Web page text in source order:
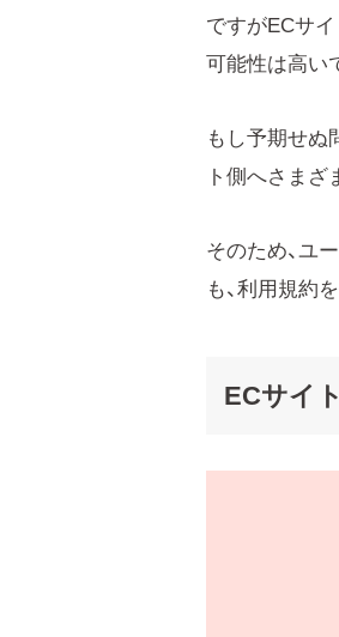
ですがECサ
可能性は高い
もし予期せぬ
ト側へさまざ
そのため、ユ
も、利用規約
ECサイ